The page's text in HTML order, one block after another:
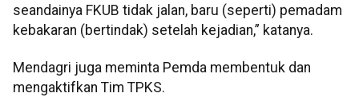
seandainya FKUB tidak jalan, baru (seperti) pemadam
kebakaran (bertindak) setelah kejadian,” katanya.
Mendagri juga meminta Pemda membentuk dan
mengaktifkan Tim TPKS.